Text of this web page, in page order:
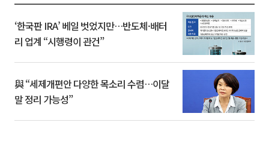
‘한국판 IRA’ 베일 벗었지만…반도체·배터
리 업계 “시행령이 관건”
與 “세제개편안 다양한 목소리 수렴…이달
말 정리 가능성”